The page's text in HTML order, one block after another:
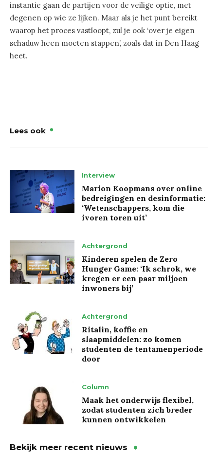
instantie gaan de partijen voor de veilige optie, met
degenen op wie ze lijken. Maar als je het punt bereikt
waarop het proces vastloopt, zul je ook ‘over je eigen
schaduw heen moeten stappen’, zoals dat in Den Haag
heet.
Lees ook
Interview
Marion Koopmans over online
bedreigingen en desinformatie:
‘Wetenschappers, kom die
ivoren toren uit’
Achtergrond
Kinderen spelen de Zero
Hunger Game: ‘Ik schrok, we
kregen er een paar miljoen
inwoners bij’
Achtergrond
Ritalin, koffie en
slaapmiddelen: zo komen
studenten de tentamenperiode
door
Column
Maak het onderwijs flexibel,
zodat studenten zich breder
kunnen ontwikkelen
Bekijk meer recent nieuws